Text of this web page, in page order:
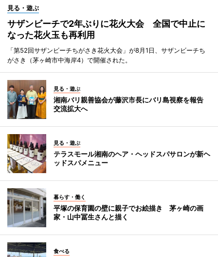
見る・遊ぶ
サザンビーチで2年ぶりに花火大会 全国で中止に
なった花火玉も再利用
「第52回サザンビーチちがさき花火大会」が8月1日、サザンビーチち
がさき（茅ヶ崎市中海岸4）で開催された。
見る・遊ぶ
湘南バリ親善協会が藤沢市長にバリ島視察を報告
交流拡大へ
見る・遊ぶ
テラスモール湘南のヘア・ヘッドスパサロンが新ヘ
ッドスパメニュー
暮らす・働く
平塚の保育園の壁に親子でお絵描き 茅ヶ崎の画
家・山中冨生さんと描く
食べる